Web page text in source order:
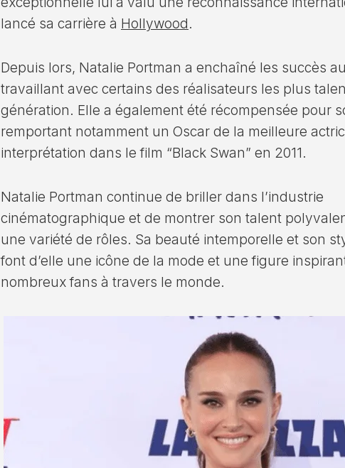
lancé sa carrière à Hollywood.
Depuis lors, Natalie Portman a enchaîné les succès
travaillant avec certains des réalisateurs les plus
génération. Elle a également été récompensée pour
remportant notamment un Oscar de la meilleure
interprétation dans le film “Black Swan” en 2011.
Natalie Portman continue de briller dans l’industrie
cinématographique et de montrer son talent
une variété de rôles. Sa beauté intemporelle et son
font d’elle une icône de la mode et une figure
nombreux fans à travers le monde.